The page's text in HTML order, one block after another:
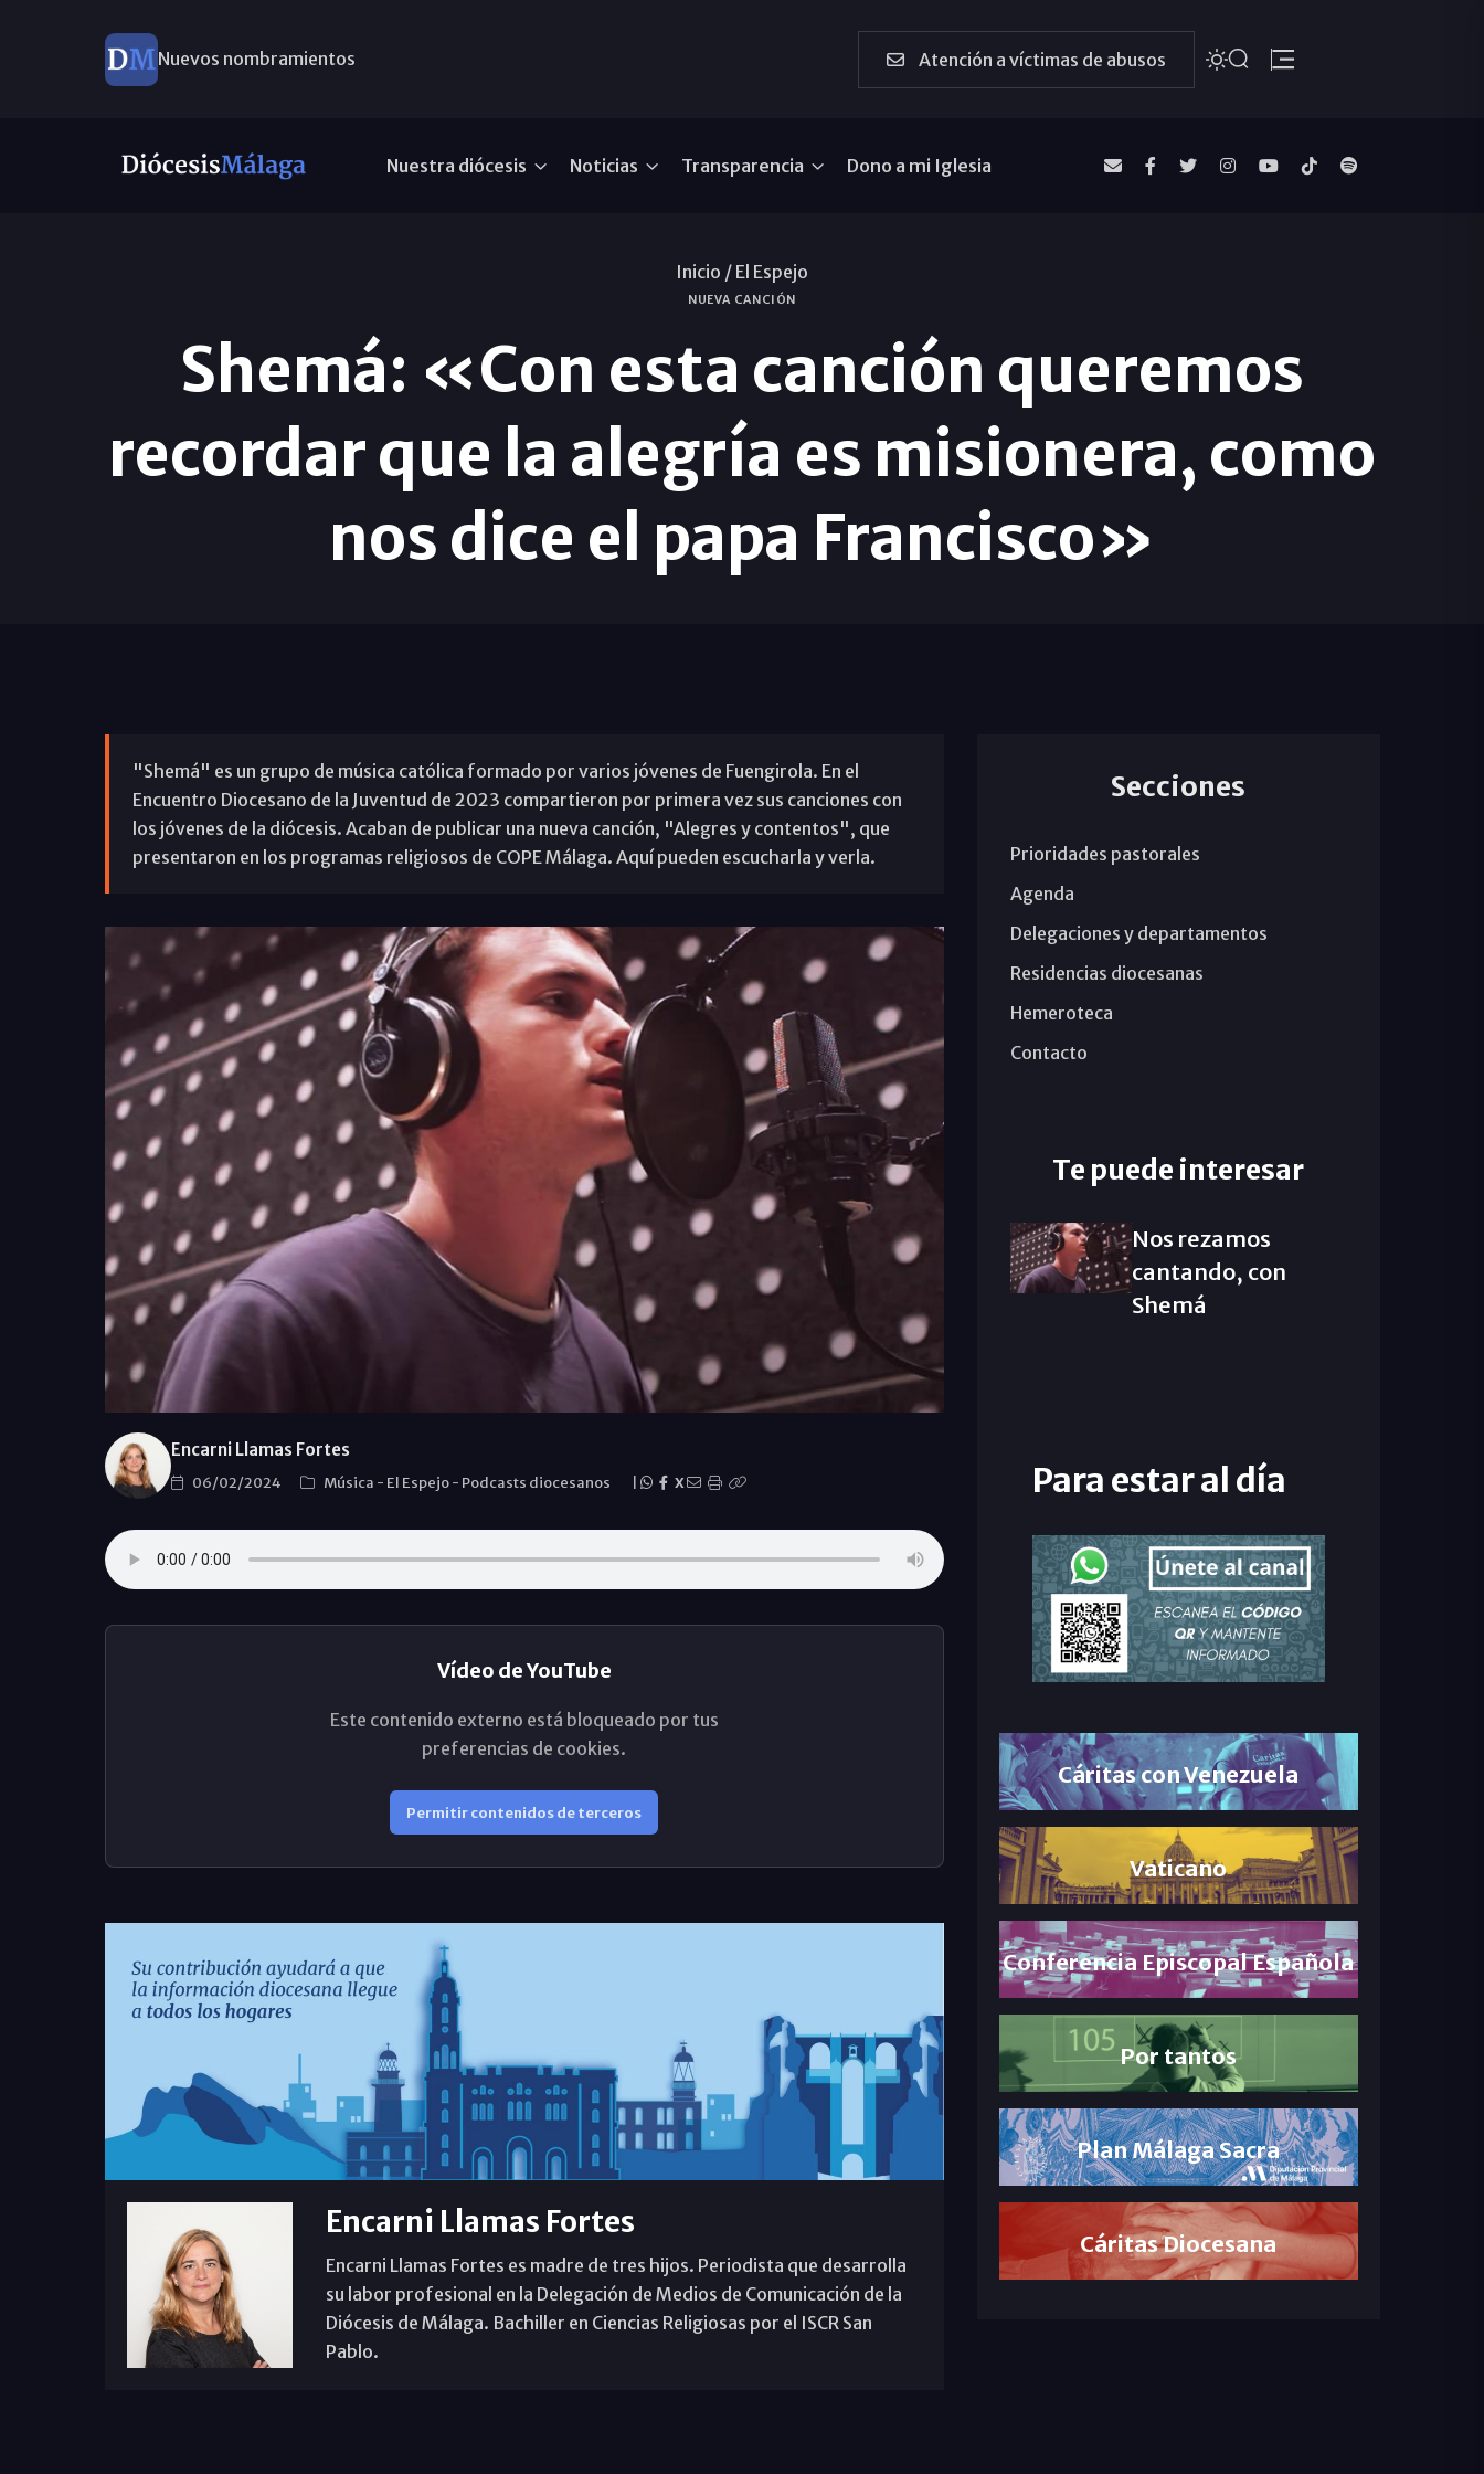
Nuevos nombramientos Atención a víctimas de abusos
Nuestra diócesis Noticias Transparencia Dono a mi Iglesia
Inicio / El Espejo
NUEVA CANCIÓN
Shemá: «Con esta canción queremos
recordar que la alegría es misionera, como
nos dice el papa Francisco»
"Shemá" es un grupo de música católica formado por varios jóvenes de Fuengirola. En el
Encuentro Diocesano de la Juventud de 2023 compartieron por primera vez sus canciones con
los jóvenes de la diócesis. Acaban de publicar una nueva canción, "Alegres y contentos", que
presentaron en los programas religiosos de COPE Málaga. Aquí pueden escucharla y verla.
Encarni Llamas Fortes
06/02/2024 Música - El Espejo- Podcasts diocesanos X
Vídeo de YouTube
Este contenido externo está bloqueado por tus
preferencias de cookies.
Permitir contenidos de terceros
Encarni Llamas Fortes
Encarni Llamas Fortes es madre de tres hijos. Periodista que desarrolla
su labor profesional en la Delegación de Medios de Comunicación de la
Diócesis de Málaga. Bachiller en Ciencias Religiosas por el ISCR San
Pablo.
Secciones
Prioridades pastorales
Agenda
Delegaciones y departamentos
Residencias diocesanas
Hemeroteca
Contacto
Te puede interesar
Nos rezamos
cantando, con
Shemá
Para estar al día
Cáritas con Venezuela
Vaticano
Conferencia Episcopal Española
Por tantos
Plan Málaga Sacra
Cáritas Diocesana